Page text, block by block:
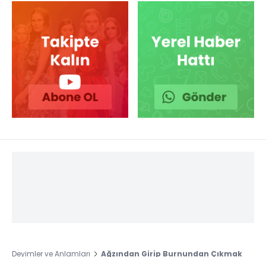
Deyimler ve Anlamları
Ağzından Girip Burnundan Çıkmak